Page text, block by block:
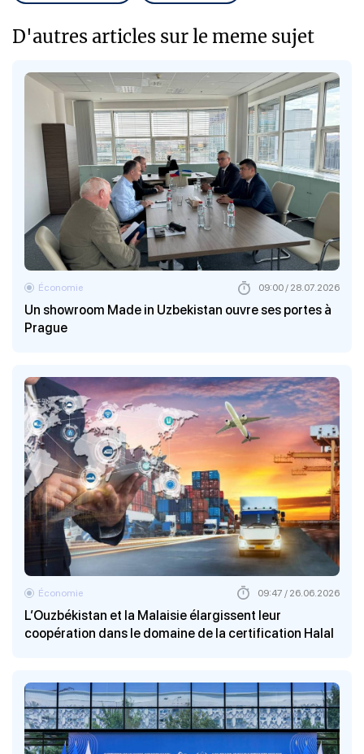
D'autres articles sur le meme sujet
Un showroom Made in Uzbekistan ouvre ses portes à
Prague
Économie 09:00 / 28.07.2026
L’Ouzbékistan et la Malaisie élargissent leur
coopération dans le domaine de la certification Halal
Économie 09:47 / 26.06.2026